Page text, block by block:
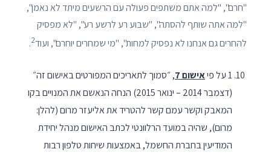
"חרם", "למה אתם משתפים פעולה עם הרשעים מיתד לא נאמן",
"למה אתה שותף להסתה", "שבוע רע לרשע רע", "לא מפסיק
להחרים גם אנחנו לא נפסיק למחות", "מי שמחרים יוחרם", ועוד2
.
1 על פי אישום 7
, ״סמוך לתאריכים המפורטים באישום זה״
(דצמבר 2014 – ינואר 2015) הנחה הנאשם את המנויים בקו
המאבק וקשר עמם קשר להטריד את אליעזר מרום (להלן:
מרום), שהיה במועד הרלוונטי לכתב האישום מנהל יחידת
המודיעין בחברת החשמל, באמצעות שיחות טלפון רבות